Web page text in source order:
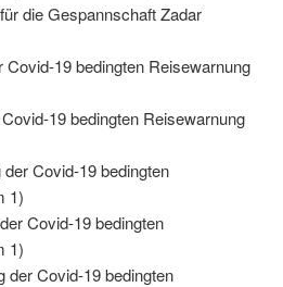
die Gespannschaft Zadar
Covid-19 bedingten Reisewarnung
19 bedingten Reisewarnung
der Covid-19 bedingten
1)
Covid-19 bedingten
1)
der Covid-19 bedingten